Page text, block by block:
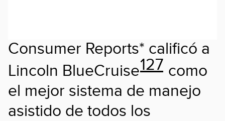
Consumer Reports* calificó a
Lincoln BlueCruise127 como
el mejor sistema de manejo
asistido de todos los